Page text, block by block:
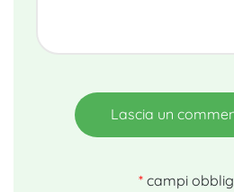
Lascia un
* campi